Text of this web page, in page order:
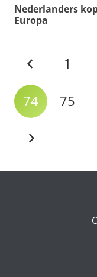
Nederlanders
Europa
1
74 75